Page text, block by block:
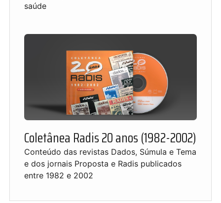
saúde
Coletânea Radis 20 anos (1982-2002)
Conteúdo das revistas Dados, Súmula e Tema
e dos jornais Proposta e Radis publicados
entre 1982 e 2002